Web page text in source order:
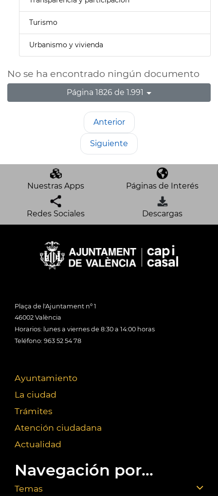
Turismo
Urbanismo y vivienda
No se ha encontrado ningún documento
Página 1826 de 1.991
Anterior
Siguiente
Nuestras Apps Páginas de Interés
Redes Sociales Descargas
Plaça de l'Ajuntament nº 1
46002 València
Horarios: lunes a viernes de 8:30 a 14:00 horas
Teléfono: 963 52 54 78
Ayuntamiento
La ciudad
Trámites
Atención ciudadana
Actualidad
Navegación por...
Temas